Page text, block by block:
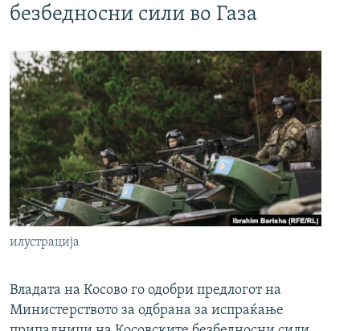
безбедносни сили во Газа
илустрација
Владата на Косово го одобри предлогот на
Министерството за одбрана за испраќање